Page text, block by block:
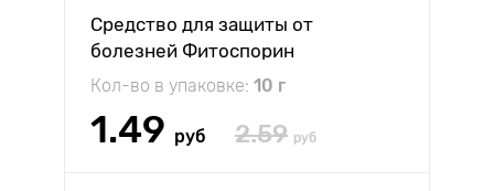
Средство для защиты от
болезней Фитоспорин
Кол-во в упаковке: 10 г
1.49 руб 2.59 руб